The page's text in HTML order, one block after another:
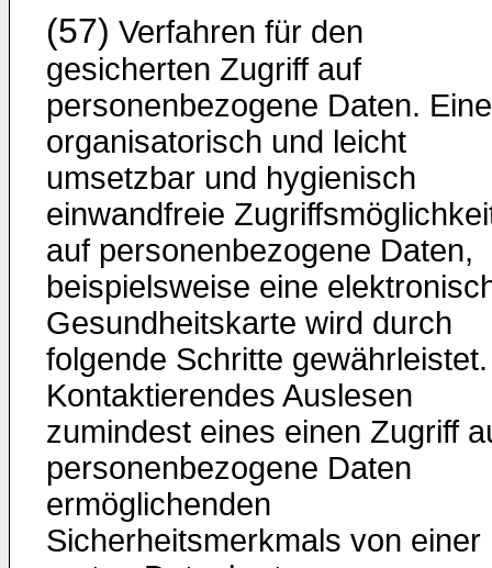
(57) Verfahren für den
gesicherten Zugriff auf
personenbezogene Daten. Eine
organisatorisch und leicht
umsetzbar und hygienisch
einwandfreie
auf personenbezogene Daten,
beispielsweise eine
Gesundheitskarte wird durch
folgende Schritte gewährleistet.
Kontaktierendes Auslesen
zumindest eines einen Zugriff
personenbezogene Daten
ermöglichenden
Sicherheitsmerkmals von einer